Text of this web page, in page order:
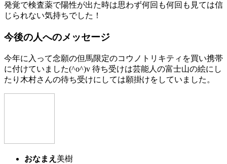
発覚で検査薬で陽性が出た時は思わず何回も何回も見ては信
じられない気持ちでした！
今後の人へのメッセージ
今年に入って念願の但馬限定のコウノトリキティを買い携帯
に付けていました(^o^)v 待ち受けは芸能人の富士山の絵にし
たり木村さんの待ち受けにしては願掛けをしていました。
おなまえ 美樹